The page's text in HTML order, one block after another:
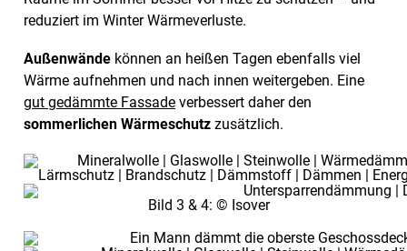
reduziert im Winter Wärmeverluste.
Außenwände können an heißen Tagen ebenfalls viel
Wärme aufnehmen und nach innen weitergeben. Eine
gut gedämmte Fassade verbessert daher den
sommerlichen Wärmeschutz zusätzlich.
Bild 3 & 4: © Isover